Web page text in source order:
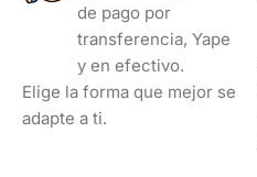
de pago por
transferencia, Yape
y en efectivo.
Elige la forma que mejor se
adapte a ti.